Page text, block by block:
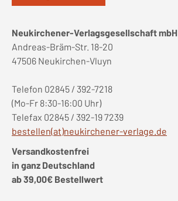
Neukirchener-Verlagsgesellschaft mbH
Andreas-Bräm-Str. 18-20
47506 Neukirchen-Vluyn
Telefon 02845 / 392-7218
(Mo-Fr 8:30-16:00 Uhr)
Telefax 02845 / 392-19 7239
bestellen(at)neukirchener-verlage.de
Versandkostenfrei
in ganz Deutschland
ab 39,00€ Bestellwert